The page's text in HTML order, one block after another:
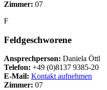
Zimmer: 07
F
Feldgeschworene
Ansprechperson: Daniela Öttl
Telefon: +49 (0)8137 9385-20
E-Mail: Kontakt aufnehmen
Zimmer: 07